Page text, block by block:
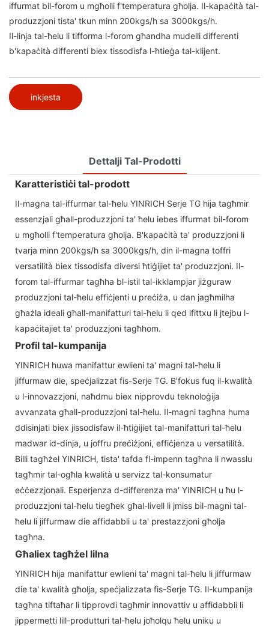
iffurmat bil-forom u mgħolli f'temperatura għolja. Il-kapaċità tal-
produzzjoni tista' tkun minn 200kgs/h sa 3000kgs/h.
Il-linja tal-ħelu li tifforma l-forom għandha mudelli differenti
b'kapaċità differenti biex tissodisfa l-ħtieġa tal-klijent.
inkjesta
Dettalji Tal-Prodotti
Karatteristiċi tal-prodott
Il-magna tal-iffurmar tal-ħelu YINRICH Serje TG hija tagħmir
essenzjali għall-produzzjoni ta' ħelu iebes iffurmat bil-forom
u mgħolli f'temperatura għolja. B'kapaċità ta' produzzjoni li
tvarja minn 200kgs/h sa 3000kgs/h, din il-magna toffri
versatilità biex tissodisfa diversi ħtiġijiet ta' produzzjoni. Il-
forom tal-iffurmar tagħha bl-istil tal-ikklampjar jiżguraw
produzzjoni tal-ħelu effiċjenti u preċiża, u dan jagħmilha
għażla ideali għall-manifatturi tal-ħelu li qed ifittxu li jtejbu l-
kapaċitajiet ta' produzzjoni tagħhom.
Profil tal-kumpanija
YINRICH huwa manifattur ewlieni ta' magni tal-ħelu li
jiffurmaw die, speċjalizzat fis-Serje TG. B'fokus fuq il-kwalità
u l-innovazzjoni, naħdmu biex nipprovdu teknoloġija
avvanzata għall-produzzjoni tal-ħelu. Il-magni tagħna huma
ddisinjati biex jissodisfaw il-ħtiġijiet tal-manifatturi tal-ħelu
madwar id-dinja, u joffru preċiżjoni, effiċjenza u versatilità.
Billi tagħżel YINRICH, tista' tafda fl-impenn tagħna li nwasslu
tagħmir tal-ogħla kwalità u servizz tal-konsumatur
eċċezzjonali. Esperjenza d-differenza ma' YINRICH u ħu l-
produzzjoni tal-ħelu tiegħek għal-livell li jmiss bil-magni tal-
ħelu li jiffurmaw die affidabbli u ta' prestazzjoni għolja
tagħna.
Għaliex tagħżel lilna
YINRICH hija manifattur ewlieni ta' magni tal-ħelu li jiffurmaw
die ta' kwalità għolja, speċjalizzata fis-Serje TG. Il-kumpanija
tagħna tiftaħar li tipprovdi tagħmir innovattiv u affidabbli li
jippermetti lill-produtturi tal-ħelu joħolqu ħelu uniku u